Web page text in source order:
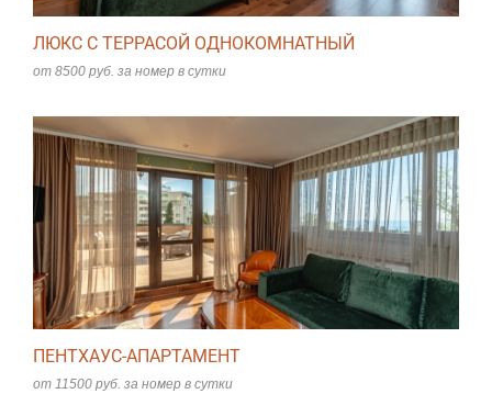
ЛЮКС С ТЕРРАСОЙ ОДНОКОМНАТНЫЙ
от 8500 руб. за номер в сутки
ПЕНТХАУС-АПАРТАМЕНТ
от 11500 руб. за номер в сутки